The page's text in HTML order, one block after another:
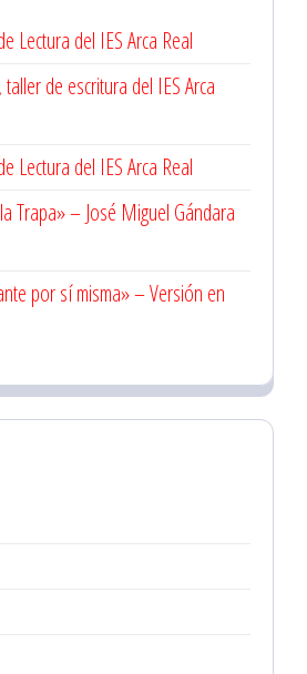
Lectura del IES Arca Real
de escritura del IES Arca
Lectura del IES Arca Real
Trapa» – José Miguel Gándara
por sí misma» – Versión en